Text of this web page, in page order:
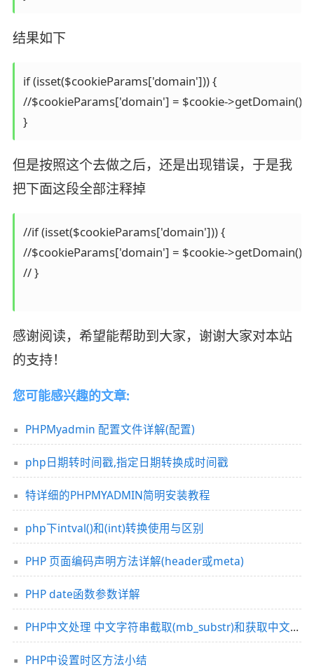
结果如下
if (isset($cookieParams['domain'])) {
//$cookieParams['domain'] = $cookie->getDomain();
}
但是按照这个去做之后，还是出现错误，于是我
把下面这段全部注释掉
//if (isset($cookieParams['domain'])) {
//$cookieParams['domain'] = $cookie->getDomain();
// }
感谢阅读，希望能帮助到大家，谢谢大家对本站
的支持！
您可能感兴趣的文章:
PHPMyadmin 配置文件详解(配置)
php日期转时间戳,指定日期转换成时间戳
特详细的PHPMYADMIN简明安装教程
php下intval()和(int)转换使用与区别
PHP 页面编码声明方法详解(header或meta)
PHP date函数参数详解
PHP中文处理 中文字符串截取(mb_substr)和获取中文字符串字数
PHP中设置时区方法小结